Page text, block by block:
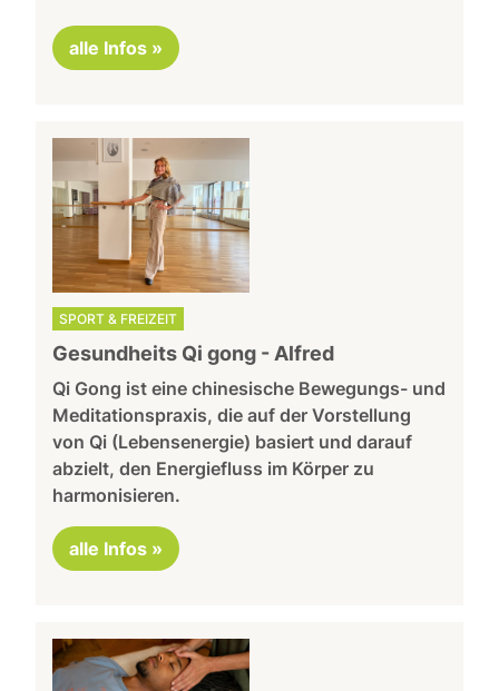
alle Infos »
SPORT & FREIZEIT
Gesundheits Qi gong - Alfred
Qi Gong ist eine chinesische Bewegungs- und
Meditationspraxis, die auf der Vorstellung
von Qi (Lebensenergie) basiert und darauf
abzielt, den Energiefluss im Körper zu
harmonisieren.
alle Infos »